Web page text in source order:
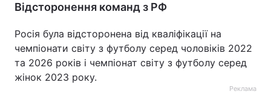
Відсторонення команд з РФ
Росія була відсторонена від кваліфікації на
чемпіонати світу з футболу серед чоловіків 2022
та 2026 років і чемпіонат світу з футболу серед
жінок 2023 року.
Реклама